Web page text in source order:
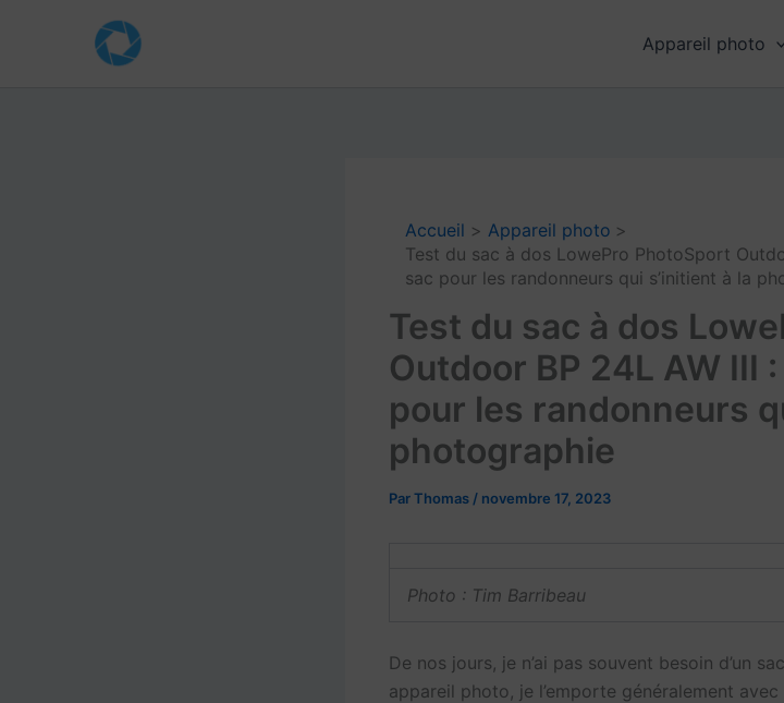
Appareil photo
Accueil
Appareil photo
Test du sac à dos LowePro PhotoSport
sac pour les randonneurs qui s’initient à la
Test du sac à dos
Outdoor BP 24L AW III
pour les randonneurs
photographie
ParThomas / novembre 17, 2023
Photo : Tim Barribeau
De nos jours, je n’ai pas souvent besoin d’un
appareil photo, je l’emporte généralement avec